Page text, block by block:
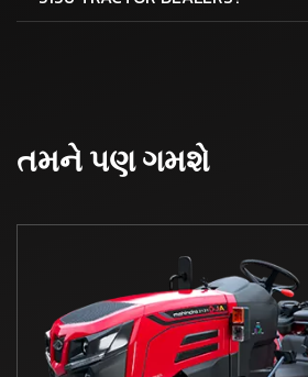
તમને પણ ગમશે